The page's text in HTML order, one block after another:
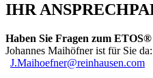
IHR
Haben Sie Fragen zum
Johannes Maihöfner ist für Sie da:
J.Maihoefner@reinhausen.com